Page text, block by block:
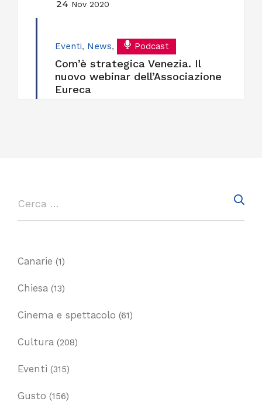
24 Nov 2020
Eventi, News, Podcast
Com’è strategica Venezia. Il
nuovo webinar dell’Associazione
Eureca
Canarie (1)
Chiesa (13)
Cinema e spettacolo (61)
Cultura (208)
Eventi (315)
Gusto (156)